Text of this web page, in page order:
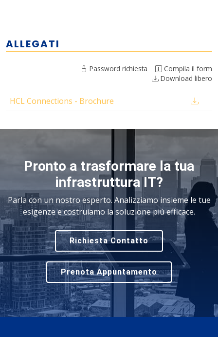
ALLEGATI
Password richiesta
Compila il form
Download libero
HCL Connections - Brochure
Pronto a trasformare la tua
infrastruttura IT?
Parla con un nostro esperto. Analizziamo insieme le tue
esigenze e costruiamo la soluzione più efficace.
Richiesta Contatto
Prenota Appuntamento